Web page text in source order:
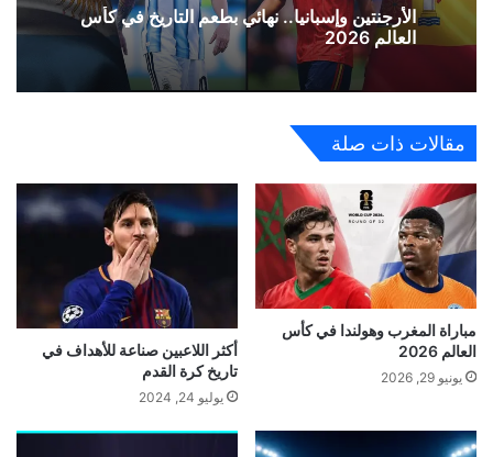
الأرجنتين وإسبانيا.. نهائي بطعم التاريخ في كأس
العالم 2026
مقالات ذات صلة
مباراة المغرب وهولندا في كأس
العالم 2026
يونيو 29, 2026
أكثر اللاعبين صناعة للأهداف في
تاريخ كرة القدم
يوليو 24, 2024